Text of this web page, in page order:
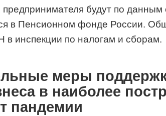
предпринимателя будут по
в Пенсионном фонде России.
в инспекции по налогам и сборам.
меры
в наиболее
пандемии